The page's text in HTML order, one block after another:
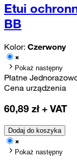
Etui
BB
Kolor: Czerwony
Pokaż następny
Płatne
Cena urządzenia
60,89 zł + VAT
Dodaj do koszyka
Pokaż następny